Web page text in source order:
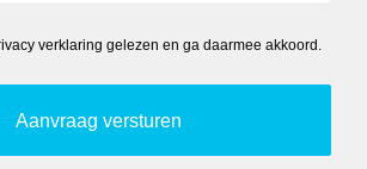
verklaring gelezen en ga daarmee akkoord.